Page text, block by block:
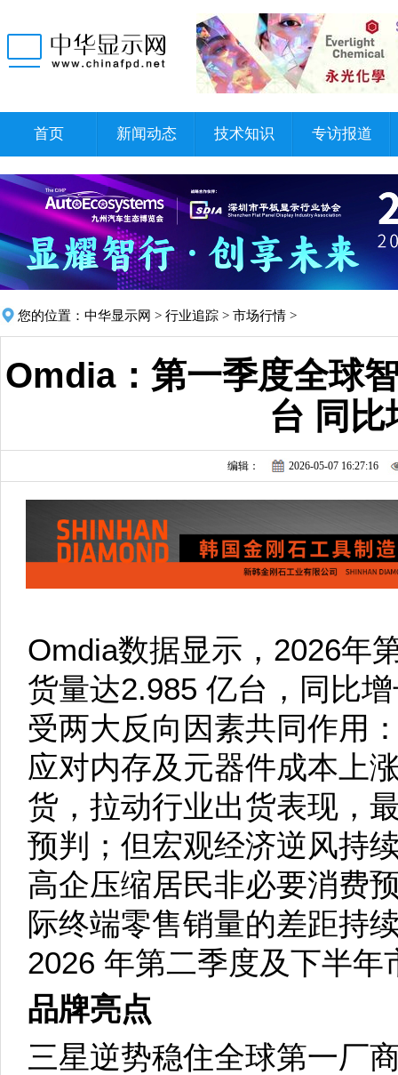
首页 新闻动态 技术知识 专访报道
您的位置： 中华显示网 > 行业追踪 > 市场行情 >
Omdia：第一季度全球
台 同比
编辑： 2026-05-07 16:27:16
Omdia数据显示，2026年
货量达2.985 亿台，同比
受两大反向因素共同作用
应对内存及元器件成本上
货，拉动行业出货表现，
预判；但宏观经济逆风持
高企压缩居民非必要消费
际终端零售销量的差距持
2026 年第二季度及下半
品牌亮点
三星逆势稳住全球第一厂